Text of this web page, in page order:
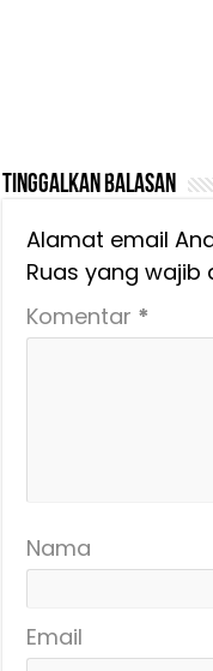
Tinggalkan Balasan
Alamat email
Ruas yang wajib
Komentar *
Nama
Email